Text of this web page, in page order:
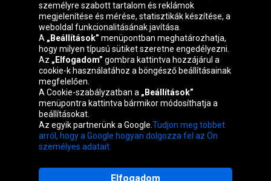
Belgique
Česká
republika
Deutschland
España
Österreich Polska
Slovenská
republika
United
Kingdom
személyre szabott tartalom és reklámok
megjelenítése és mérése, statisztikák készítése, a
weboldal funkcionalitásának javítása.
A „Beállítások” menüpontban meghatározhatja,
hogy milyen típusú sütiket szeretne engedélyezni.
Az „Elfogadom” gombra kattintva hozzájárul a
cookie-k használatához a böngésző beállításainak
megfelelően.
A Cookie-szabályzatban a „Beállítások”
menüpontra kattintva bármikor módosíthatja a
beállításokat.
Az egyik partnerünk a Google. Tudjon meg többet
arról, hogy a Google hogyan dolgozza fel az Ön
személyes adatait.
Elfogadom